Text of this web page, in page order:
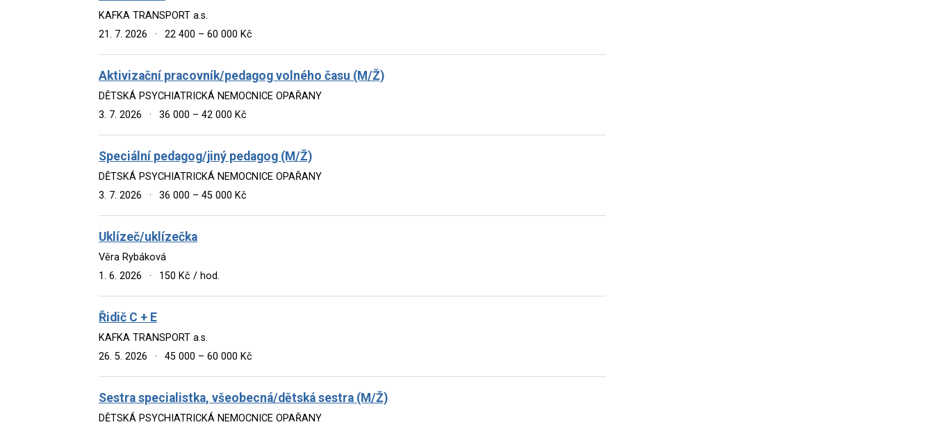
KAFKA TRANSPORT a.s.
21. 7. 2026
· 22 400 – 60 000 Kč
Aktivizační pracovník/pedagog volného času (M/Ž)
DĚTSKÁ PSYCHIATRICKÁ NEMOCNICE OPAŘANY
3. 7. 2026
· 36 000 – 42 000 Kč
Speciální pedagog/jiný pedagog (M/Ž)
DĚTSKÁ PSYCHIATRICKÁ NEMOCNICE OPAŘANY
3. 7. 2026
· 36 000 – 45 000 Kč
Uklízeč/uklízečka
Věra Rybáková
1. 6. 2026
· 150 Kč / hod.
Řidič C + E
KAFKA TRANSPORT a.s.
26. 5. 2026
· 45 000 – 60 000 Kč
Sestra specialistka, všeobecná/dětská sestra (M/Ž)
DĚTSKÁ PSYCHIATRICKÁ NEMOCNICE OPAŘANY